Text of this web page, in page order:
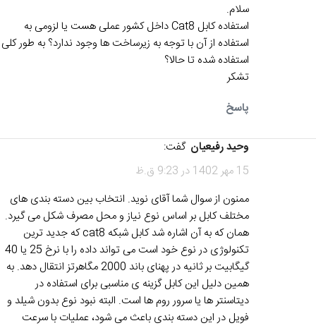
سلام.
استفاده کابل Cat8 داخل کشور عملی هست یا لزومی به
استفاده از آن با توجه به زیرساخت ها وجود ندارد؟ به طور کلی
استفاده شده تا حالا؟
تشکر
پاسخ
وحید رفیعیان گفت:
15 مهر 1402 در 9:23 ق.ظ
ممنون از سوال شما آقای نوید. انتخاب بین دسته بندی های
مختلف کابل بر اساس نوع نیاز و محل مصرف شکل می گیرد.
همان که به آن اشاره شد کابل شبکه cat8 که جدید ترین
تکنولوژی در نوع خود است می تواند داده را با نرخ 25 یا 40
گیگابیت بر ثانیه در پهنای باند 2000 مگاهرتز انتقال دهد. به
همین دلیل این کابل گزینه ی مناسبی برای استفاده در
دیتاسنتر ها یا سرور روم ها است. البته نبود نوع بدون شیلد و
فویل در این دسته بندی باعث می شود، عملیات با سرعت